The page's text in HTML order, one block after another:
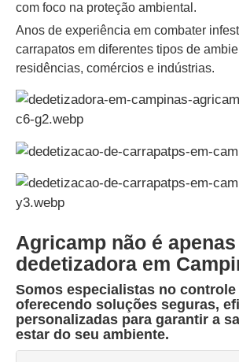
com foco na proteção ambiental.
Anos de experiência em combater
carrapatos em diferentes tipos de
residências, comércios e indústrias.
Agricamp não é
dedetizadora em
Somos especialistas no controle
oferecendo soluções seguras,
personalizadas para garantir a
estar do seu ambiente.